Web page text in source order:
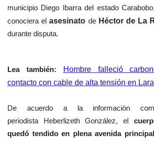
municipio Diego Ibarra del estado
conociera elasesinato de Héctor de La
durante disputa.
Lea también:
Hombre falleció
contacto con cable de alta tensión en Lara
De acuerdo a la información
periodista Heberlizeth González, el
quedó tendido en plena avenida principal